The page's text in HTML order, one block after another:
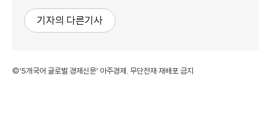
기자의 다른기사
©'5개국어 글로벌 경제신문' 아주경제. 무단전재·재배포 금지